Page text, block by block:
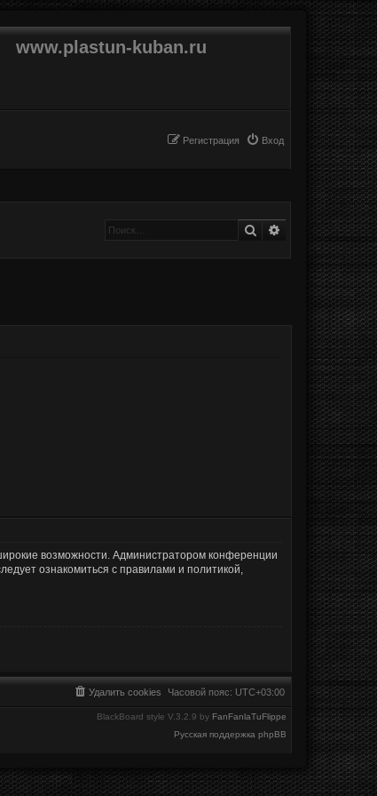
www.plastun-kuban.ru
Вход
Регистрация
Поиск Расширенный
возможности. Администратором конференции
ознакомиться с правилами и политикой,
Часовой пояс: UTC+03:00
Удалить cookies
BlackBoard style V.3.2.9 by FanFanlaTuFlippe
Русская поддержка phpBB